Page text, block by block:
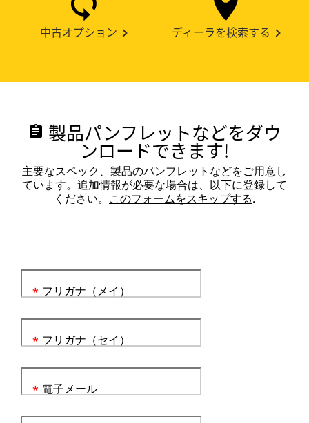
中古オプション ディーラを検索する
assignment 製品パンフレットなどをダウ
ンロードできます!
主要なスペック、製品のパンフレットなどをご用意し
ています。追加情報が必要な場合は、以下に登録して
ください。 このフォームをスキップする.
フリガナ（メイ）
*
フリガナ（セイ）
*
電子メール
*